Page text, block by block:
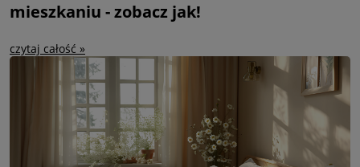
mieszkaniu - zobacz jak!
czytaj całość »